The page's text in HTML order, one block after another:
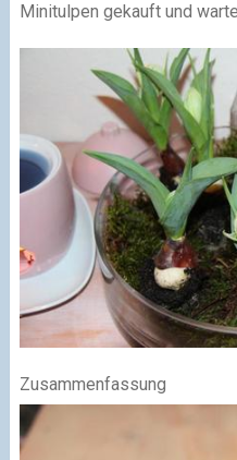
Minitulpen gekauft und
Zusammenfassung